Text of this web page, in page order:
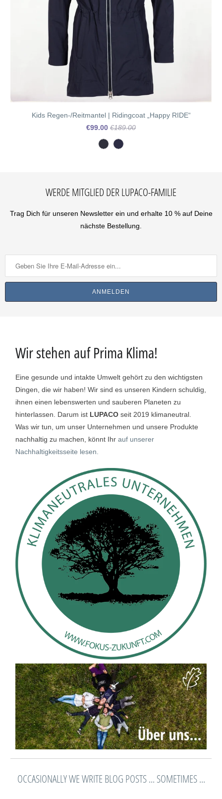
Kids Regen-/Reitmantel | Ridingcoat „Happy RIDE“
€99.00 €189.00
WERDE MITGLIED DER LUPACO-FAMILIE
Trag Dich für unseren Newsletter ein und erhalte 10 % auf Deine
nächste Bestellung.
Wir stehen auf Prima Klima!
Eine gesunde und intakte Umwelt gehört zu den wichtigsten
Dingen, die wir haben! Wir sind es unseren Kindern schuldig,
ihnen einen lebenswerten und sauberen Planeten zu
hinterlassen. Darum ist LUPACO seit 2019 klimaneutral.
Was wir tun, um unser Unternehmen und unsere Produkte
nachhaltig zu machen, könnt Ihrauf unserer
Nachhaltigkeitsseite lesen.
OCCASIONALLY WE WRITE BLOG POSTS ... SOMETIMES ...